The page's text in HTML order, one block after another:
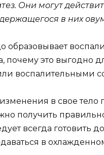
Они могут
в них
образовывает
почему это выгодно
воспалительными
в свое
получить
всегда готовить
в